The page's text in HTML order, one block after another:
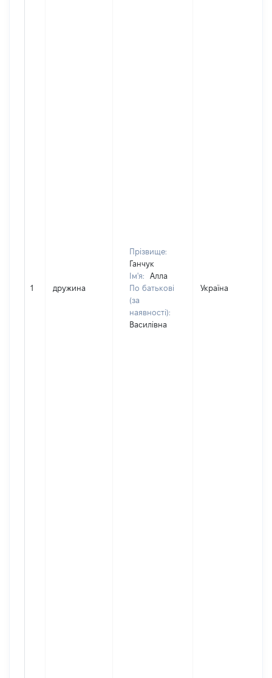
1 дружина
Прізвище:
Ганчук
Ім'я:
Алла
По батькові
(за
наявності):
Василівна
Україна